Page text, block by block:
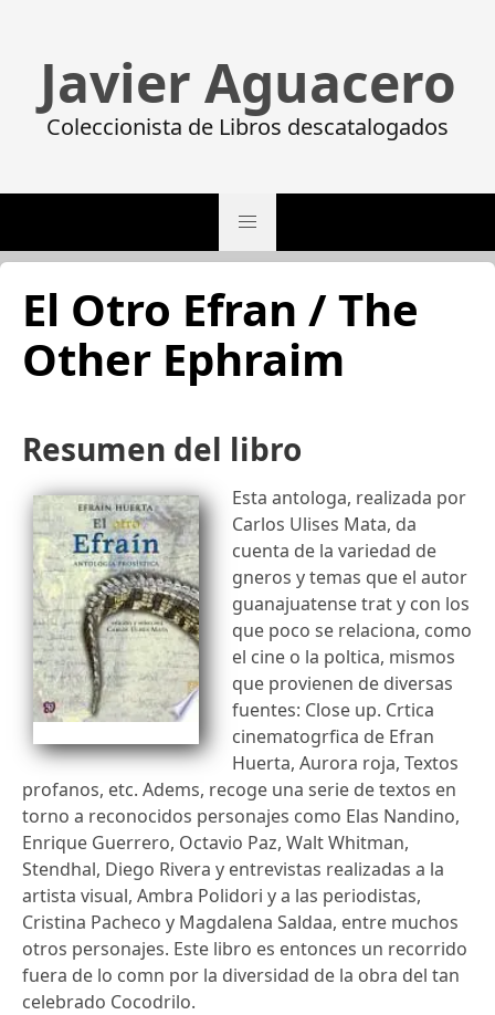
Javier Aguacero
Coleccionista de Libros descatalogados
El Otro Efran / The
Other Ephraim
Resumen del libro
Esta antologa, realizada por
Carlos Ulises Mata, da
cuenta de la variedad de
gneros y temas que el autor
guanajuatense trat y con los
que poco se relaciona, como
el cine o la poltica, mismos
que provienen de diversas
fuentes: Close up. Crtica
cinematogrfica de Efran
Huerta, Aurora roja, Textos
profanos, etc. Adems, recoge una serie de textos en
torno a reconocidos personajes como Elas Nandino,
Enrique Guerrero, Octavio Paz, Walt Whitman,
Stendhal, Diego Rivera y entrevistas realizadas a la
artista visual, Ambra Polidori y a las periodistas,
Cristina Pacheco y Magdalena Saldaa, entre muchos
otros personajes. Este libro es entonces un recorrido
fuera de lo comn por la diversidad de la obra del tan
celebrado Cocodrilo.